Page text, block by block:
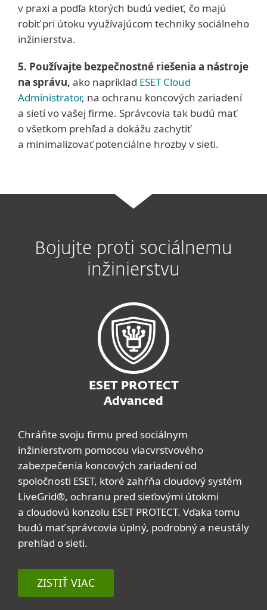
v praxi a podľa ktorých budú vedieť, čo majú
robiť pri útoku využívajúcom techniky sociálneho
inžinierstva.
5. Používajte bezpečnostné riešenia a nástroje
na správu, ako napríklad ESET Cloud
Administrator, na ochranu koncových zariadení
a sietí vo vašej firme. Správcovia tak budú mať
o všetkom prehľad a dokážu zachytiť
a minimalizovať potenciálne hrozby v sieti.
Bojujte proti sociálnemu
inžinierstvu
ESET PROTECT
Advanced
Chráňte svoju firmu pred sociálnym
inžinierstvom pomocou viacvrstvového
zabezpečenia koncových zariadení od
spoločnosti ESET, ktoré zahŕňa cloudový systém
LiveGrid®, ochranu pred sieťovými útokmi
a cloudovú konzolu ESET PROTECT. Vďaka tomu
budú mať správcovia úplný, podrobný a neustály
prehľad o sieti.
ZISTIŤ VIAC